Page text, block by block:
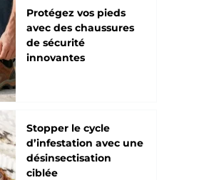
Protégez vos pieds
avec des chaussures
de sécurité
innovantes
Stopper le cycle
d’infestation avec une
désinsectisation
ciblée